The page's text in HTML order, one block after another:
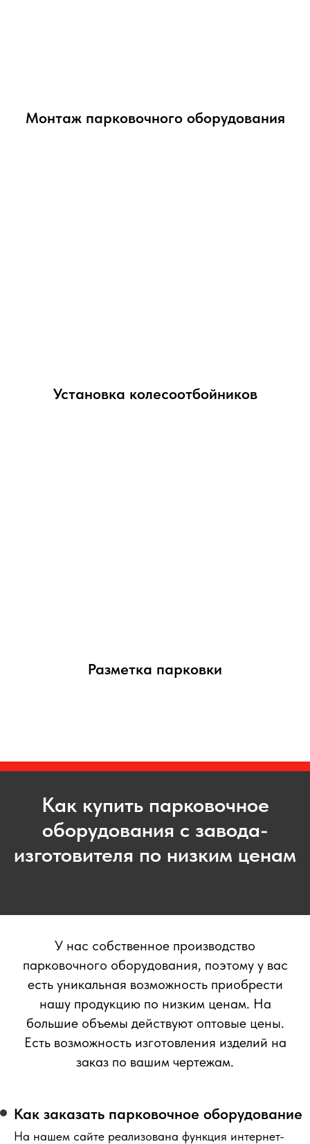
Монтаж парковочного оборудования
Установка колесоотбойников
Разметка парковки
Как купить парковочное
оборудования с завода-
изготовителя по низким ценам
У нас собственное производство
парковочного оборудования, поэтому у вас
есть уникальная возможность приобрести
нашу продукцию по низким ценам. На
большие объемы действуют оптовые цены.
Есть возможность изготовления изделий на
заказ по вашим чертежам.
Как заказать парковочное оборудование
На нашем сайте реализована функция интернет-